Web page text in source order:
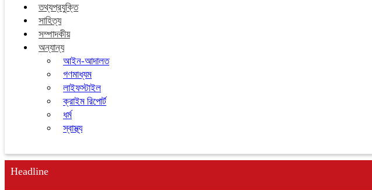
তথ্যপ্রযুক্তি
সাহিত্য
সম্পাদকীয়
অন্যান্য
আইন-আদালত
গণমাধ্যম
লাইফস্টাইল
ক্রাইম রিপোর্ট
ধর্ম
স্বাস্থ্য
Headline